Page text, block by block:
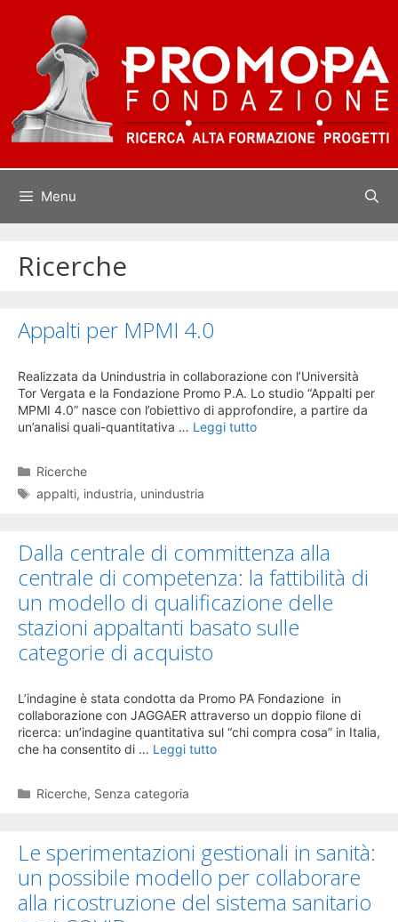
contenuto
Menu
Ricerche
Appalti per MPMI 4.0
Realizzata da Unindustria in collaborazione con l’Università
Tor Vergata e la Fondazione Promo P.A. Lo studio “Appalti per
MPMI 4.0” nasce con l’obiettivo di approfondire, a partire da
un’analisi quali-quantitativa … Leggi tutto
Categorie
Ricerche
Tag
appalti, industria, unindustria
Dalla centrale di committenza alla
centrale di competenza: la fattibilità di
un modello di qualificazione delle
stazioni appaltanti basato sulle
categorie di acquisto
L’indagine è stata condotta da Promo PA Fondazione in
collaborazione con JAGGAER attraverso un doppio filone di
ricerca: un’indagine quantitativa sul “chi compra cosa” in Italia,
che ha consentito di … Leggi tutto
Categorie
Ricerche, Senza categoria
Le sperimentazioni gestionali in sanità:
un possibile modello per collaborare
alla ricostruzione del sistema sanitario